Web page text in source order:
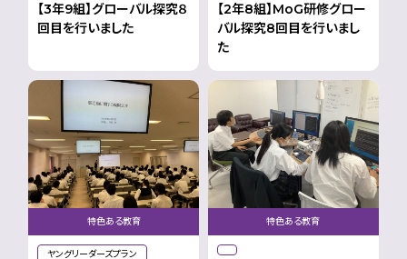
【3年9組】グローバル探究８
回目を行いました
【2年8組】MoG研修グロー
バル探究8回目を行いまし
た
特色ある教育
ヤングリーダーズプラン
特色ある教育